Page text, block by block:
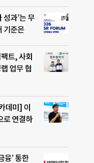
성과’는 무
기준은
트, 사회
업무 협
데미] 이
로 연결하
융’ 통한